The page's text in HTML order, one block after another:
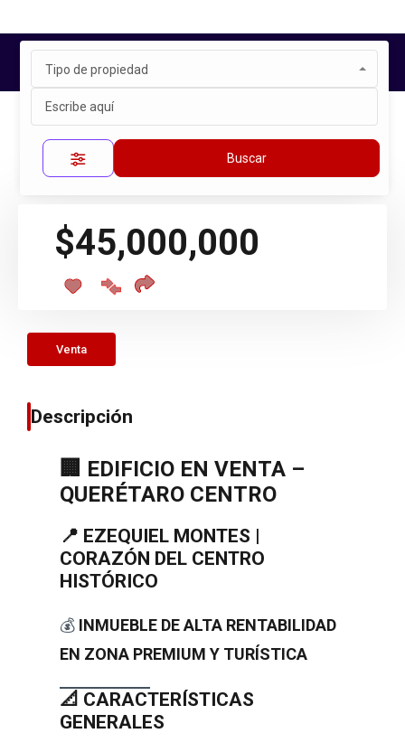
Tipo de propiedad
Buscar
Inicio
Propiedad única
$45,000,000
Venta
Descripción
🏢 EDIFICIO EN VENTA –
QUERÉTARO CENTRO
📍 EZEQUIEL MONTES |
CORAZÓN DEL CENTRO
HISTÓRICO
💰 INMUEBLE DE ALTA RENTABILIDAD
EN ZONA PREMIUM Y TURÍSTICA
📐 CARACTERÍSTICAS
GENERALES